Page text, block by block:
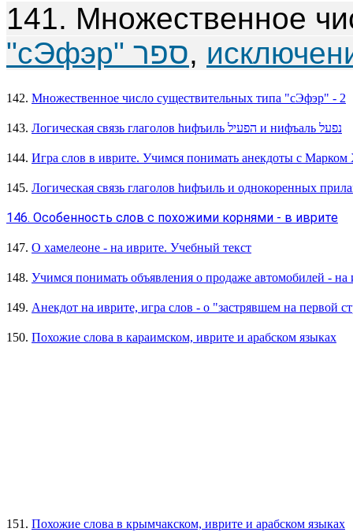
141. Множественное
"сЭфэр" ספר,
142. Множественное число существительных типа "сЭфэр" - 2
143. Логическая связь глаголов hифъиль הפעיל и нифъаль נפעל
144. Игра слов в иврите. Учимся понимать анекдоты с Марком
145. Логическая связь глаголов hифъиль и однокоренных
146. Особенность слов с похожими корнями - в иврите
147. О хамелеоне - на иврите. Учебный текст
148. Учимся понимать объявления о продаже автомобилей - на
149. Анекдот на иврите, игра слов - о "застрявшем на первой
150. Похожие слова в караимском, иврите и арабском языках
151. Похожие слова в крымчакском, иврите и арабском языках